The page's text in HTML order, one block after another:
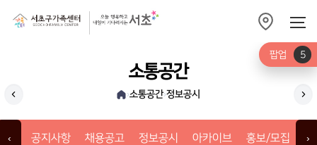
소통공간
채용공고 ›소통공간›정보공시 아
‹ 공지사항 채용공고 정보공시 아카이브 홍보/모집 ›
팝업 5